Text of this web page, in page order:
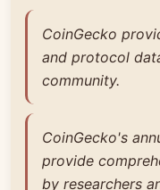
CoinGecko
and protocol
community.
CoinGecko's
provide
by researchers